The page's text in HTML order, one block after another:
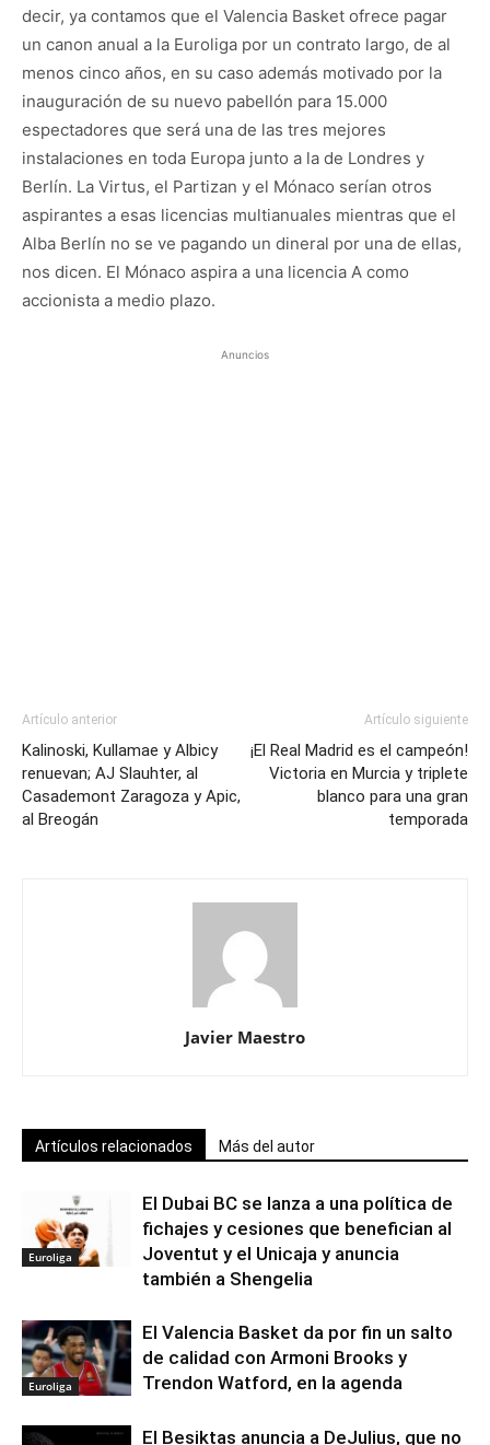
decir, ya contamos que el Valencia Basket ofrece pagar
un canon anual a la Euroliga por un contrato largo, de al
menos cinco años, en su caso además motivado por la
inauguración de su nuevo pabellón para 15.000
espectadores que será una de las tres mejores
instalaciones en toda Europa junto a la de Londres y
Berlín. La Virtus, el Partizan y el Mónaco serían otros
aspirantes a esas licencias multianuales mientras que el
Alba Berlín no se ve pagando un dineral por una de ellas,
nos dicen. El Mónaco aspira a una licencia A como
accionista a medio plazo.
Anuncios
Artículo anterior
Kalinoski, Kullamae y Albicy
renuevan; AJ Slauhter, al
Casademont Zaragoza y Apic,
al Breogán
Artículo siguiente
¡El Real Madrid es el campeón!
Victoria en Murcia y triplete
blanco para una gran
temporada
Javier Maestro
Artículos relacionados Más del autor
Euroliga
El Dubai BC se lanza a una política de
fichajes y cesiones que benefician al
Joventut y el Unicaja y anuncia
también a Shengelia
Euroliga
El Valencia Basket da por fin un salto
de calidad con Armoni Brooks y
Trendon Watford, en la agenda
El Besiktas anuncia a DeJulius, que no